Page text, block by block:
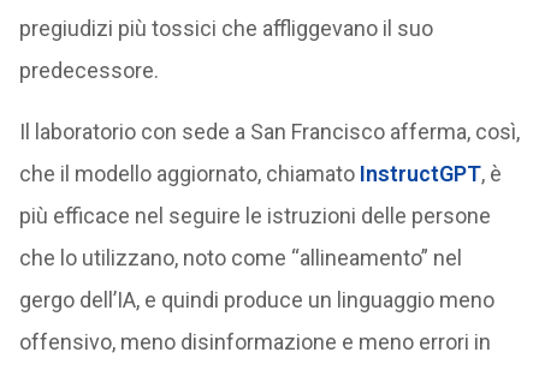
pregiudizi più tossici che affliggevano il suo
predecessore.
Il laboratorio con sede a San Francisco afferma, così,
che il modello aggiornato, chiamato InstructGPT, è
più efficace nel seguire le istruzioni delle persone
che lo utilizzano, noto come “allineamento” nel
gergo dell’IA, e quindi produce un linguaggio meno
offensivo, meno disinformazione e meno errori in